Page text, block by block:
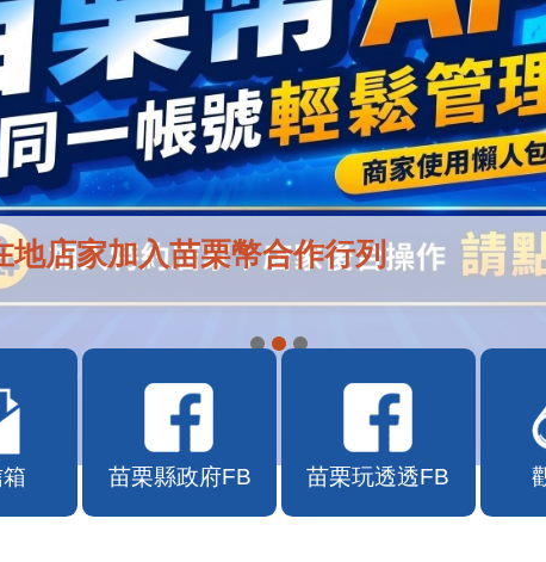
地店家加入苗栗幣合作行列
苗栗縣政府FB 苗栗玩透透FB